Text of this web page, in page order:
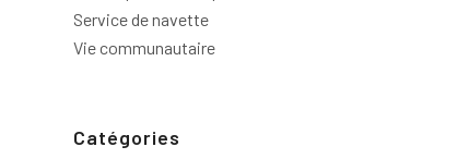
Service de navette
Vie communautaire
Catégories